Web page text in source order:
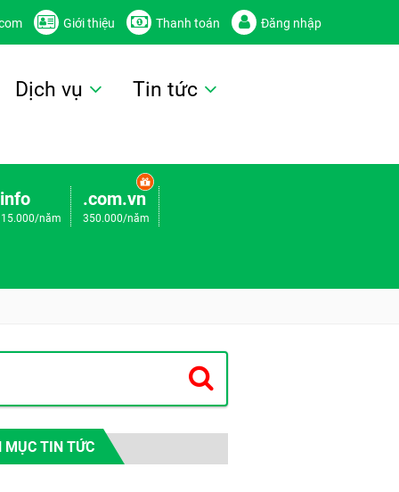
Giới thiệu Thanh toán Đăng nhập
Dịch vụ
Tin tức
năm
.com.vn
350.000/năm
MỤC TIN TỨC